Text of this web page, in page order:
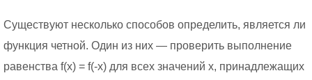
Существуют несколько способов определить, является ли
функция четной. Один из них — проверить выполнение
равенства f(x) = f(-x) для всех значений x, принадлежащих